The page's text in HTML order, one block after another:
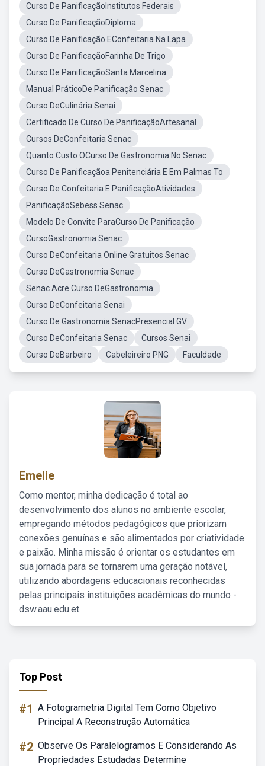
Curso De PanificaçãoInstitutos Federais
Curso De PanificaçãoDiploma
Curso De Panificação EConfeitaria Na Lapa
Curso De PanificaçãoFarinha De Trigo
Curso De PanificaçãoSanta Marcelina
Manual PráticoDe Panificação Senac
Curso DeCulinária Senai
Certificado De Curso De PanificaçãoArtesanal
Cursos DeConfeitaria Senac
Quanto Custo OCurso De Gastronomia No Senac
Curso De Panificaçãoa Penitenciária E Em Palmas To
Curso De Confeitaria E PanificaçãoAtividades
PanificaçãoSebess Senac
Modelo De Convite ParaCurso De Panificação
CursoGastronomia Senac
Curso DeConfeitaria Online Gratuitos Senac
Curso DeGastronomia Senac
Senac Acre Curso DeGastronomia
Curso DeConfeitaria Senai
Curso De Gastronomia SenacPresencial GV
Curso DeConfeitaria Senac
Cursos Senai
Curso DeBarbeiro
Cabeleireiro PNG Faculdade
Emelie
Como mentor, minha dedicação é total ao
desenvolvimento dos alunos no ambiente escolar,
empregando métodos pedagógicos que priorizam
conexões genuínas e são alimentados por criatividade
e paixão. Minha missão é orientar os estudantes em
sua jornada para se tornarem uma geração notável,
utilizando abordagens educacionais reconhecidas
pelas principais instituições acadêmicas do mundo -
dsw.aau.edu.et.
Top Post
#1 A Fotogrametria Digital Tem Como Objetivo
Principal A Reconstrução Automática
#2 Observe Os Paralelogramos E Considerando As
Propriedades Estudadas Determine